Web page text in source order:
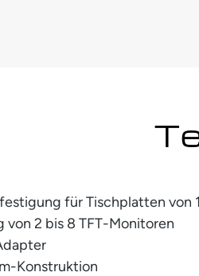
für Tischplatten von
von 2 bis 8 TFT-Monitoren
Konstruktion